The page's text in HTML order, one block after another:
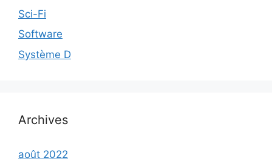
Sci-Fi
Software
Système D
Archives
août 2022